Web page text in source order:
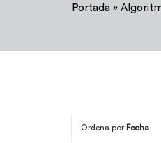
Portada»
Ordena por Fecha